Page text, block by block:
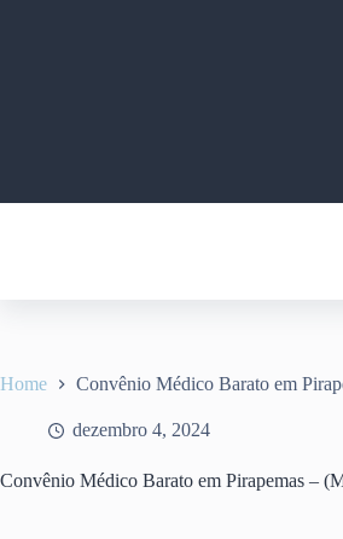
Home Convênio Médico Barato em
dezembro 4, 2024
Convênio Médico Barato em Pirapemas –